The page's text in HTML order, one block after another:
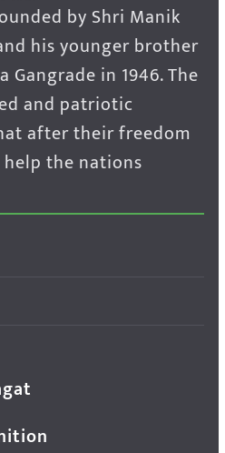
by Shri Manik
his younger brother
Gangrade in 1946. The
and patriotic
after their freedom
the nations